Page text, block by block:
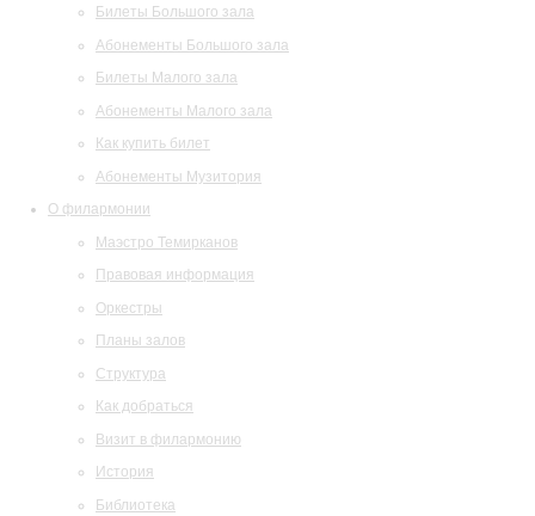
Билеты Большого зала
Абонементы Большого зала
Билеты Малого зала
Абонементы Малого зала
Как купить билет
Абонементы Музитория
О филармонии
Маэстро Темирканов
Правовая информация
Оркестры
Планы залов
Структура
Как добраться
Визит в филармонию
История
Библиотека